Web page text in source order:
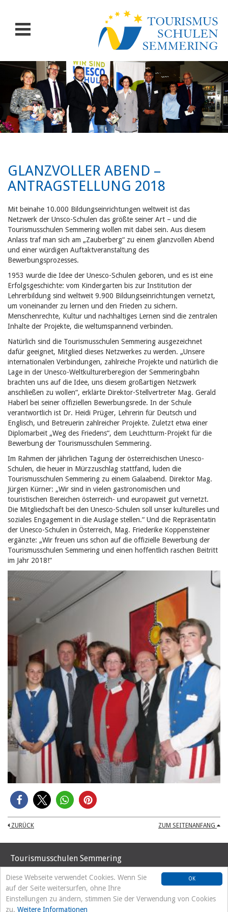
OK
Diese Webseite verwendet Cookies. Wenn Sie
auf der Seite weitersurfen, ohne Ihre
Einstellungen zu ändern, stimmen Sie der Verwendung von Cookies
zu. Weitere Informationen
GLANZVOLLER ABEND –
ANTRAGSTELLUNG 2018
Mit beinahe 10.000 Bildungseinrichtungen weltweit ist das
Netzwerk der Unsco-Schulen das größte seiner Art – und die
Tourismusschulen Semmering wollen mit dabei sein. Aus diesem
Anlass traf man sich am „Zauberberg“ zu einem glanzvollen Abend
und einer würdigen Auftaktveranstaltung des
Bewerbungsprozesses.
1953 wurde die Idee der Unesco-Schulen geboren, und es ist eine
Erfolgsgeschichte: vom Kindergarten bis zur Institution der
Lehrerbildung sind weltweit 9.900 Bildungseinrichtungen vernetzt,
um voneinander zu lernen und den Frieden zu sichern.
Menschenrechte, Kultur und nachhaltiges Lernen sind die zentralen
Inhalte der Projekte, die weltumspannend verbinden.
Natürlich sind die Tourismusschulen Semmering ausgezeichnet
dafür geeignet, Mitglied dieses Netzwerkes zu werden. „Unsere
internationalen Verbindungen, zahlreiche Projekte und natürlich die
Lage in der Unesco-Weltkulturerberegion der Semmeringbahn
brachten uns auf die Idee, uns diesem großartigen Netzwerk
anschließen zu wollen“, erklärte Direktor-Stellvertreter Mag. Gerald
Haberl bei seiner offiziellen Bewerbungsrede. In der Schule
verantwortlich ist Dr. Heidi Prüger, Lehrerin für Deutsch und
Englisch, und Betreuerin zahlreicher Projekte. Zuletzt etwa einer
Diplomarbeit „Weg des Friedens“, dem Leuchtturm-Projekt für die
Bewerbung der Tourismusschulen Semmering.
Im Rahmen der jährlichen Tagung der österreichischen Unesco-
Schulen, die heuer in Mürzzuschlag stattfand, luden die
Tourismusschulen Semmering zu einem Galaabend. Direktor Mag.
Jürgen Kürner: „Wir sind in vielen gastronomischen und
touristischen Bereichen österreich- und europaweit gut vernetzt.
Die Mitgliedschaft bei den Unesco-Schulen soll unser kulturelles und
soziales Engagement in die Auslage stellen.“ Und die Repräsentatin
der Unesco-Schulen in Österreich, Mag. Friederike Koppensteiner
ergänzte: „Wir freuen uns schon auf die offizielle Bewerbung der
Tourismusschulen Semmering und einen hoffentlich raschen Beitritt
im Jahr 2018!“
ZURÜCK ZUM SEITENANFANG
Tourismusschulen Semmering
Hochstraße 37
A-2680 Semmering
Tel. +43 2664/8192
office@tourismusschulen-semmering.at